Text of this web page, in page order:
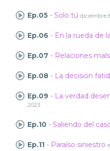
Ep.05 - Solo tú diciembre
Ep.06 - En la rueda de
Ep.07 - Relaciones
Ep.08 - La decisión
Ep.09 - La verdad
2023
Ep.10 - Saliendo del
Ep.11 - Paraíso siniestro